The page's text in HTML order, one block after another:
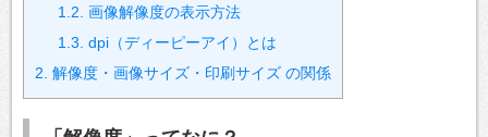
1.2. 画像解像度の表示方法
1.3. dpi（ディーピーアイ）とは
2. 解像度・画像サイズ・印刷サイズ の関係